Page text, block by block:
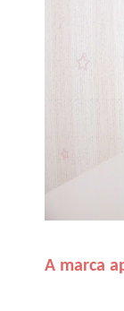
A marca